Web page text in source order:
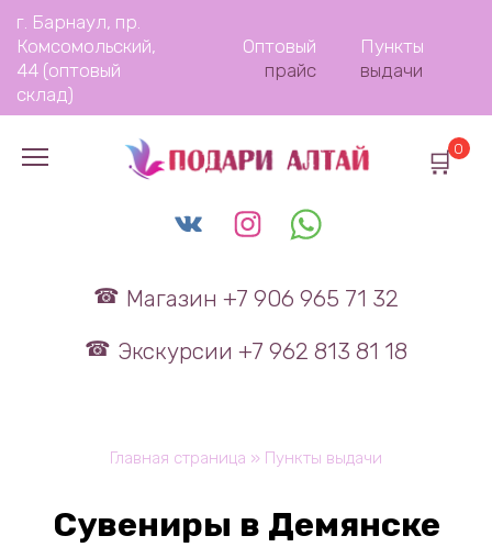
Перейти
содержанию
г. Барнаул, пр.
Комсомольский,
44 (оптовый
склад)
Оптовый
прайс
Пункты
выдачи
Магазин +7 906 965 71 32
Экскурсии +7 962 813 81 18
0
Главная страница » Пункты выдачи
Сувениры в Демянске